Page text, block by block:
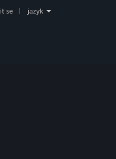
se jazyk